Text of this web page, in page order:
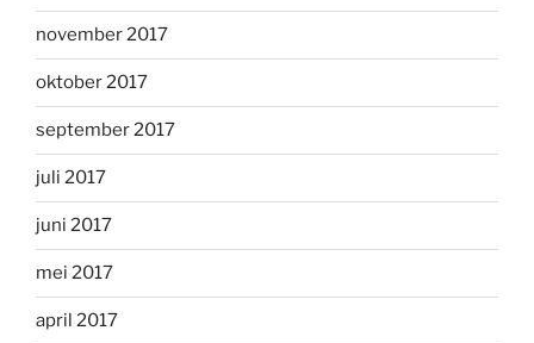
november 2017
oktober 2017
september 2017
juli 2017
juni 2017
mei 2017
april 2017